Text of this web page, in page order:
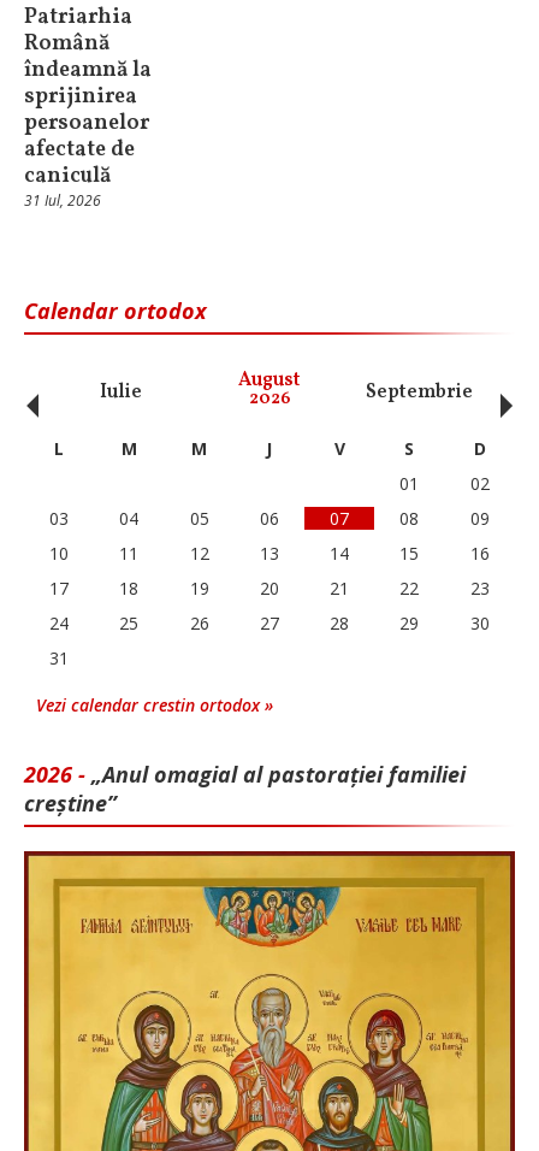
Patriarhia
Română
îndeamnă la
sprijinirea
persoanelor
afectate de
caniculă
31 Iul, 2026
Calendar ortodox
Iulie August
2026 Septembrie
‹ L M M J V S
D
01
02
03
04 05 06 07 08
09
10
11 12 13 14 15
16
17
18 19 20 21 22
23
24
25 26 27 28 29
30
31
Vezi calendar crestin ortodox »
2026 - „Anul omagial al pastorației familiei
creștine”